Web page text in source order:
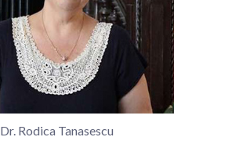
Dr. Rodica Tanasescu